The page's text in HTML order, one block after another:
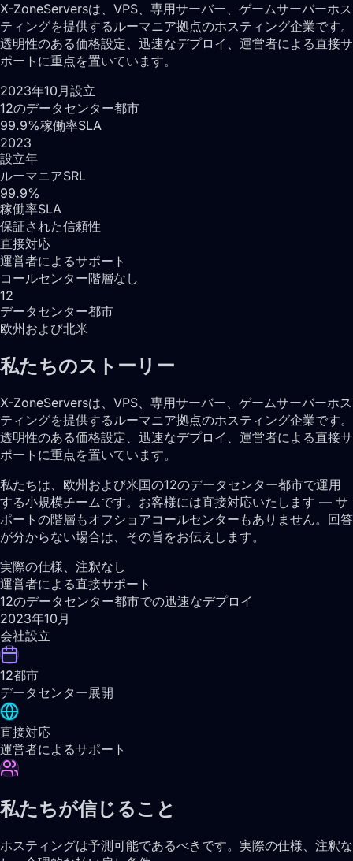
X-ZoneServersは、VPS、専用サーバー、ゲームサーバーホス
ティングを提供するルーマニア拠点のホスティング企業です。
透明性のある価格設定、迅速なデプロイ、運営者による直接サ
ポートに重点を置いています。
2023年10月設立
12のデータセンター都市
99.9%稼働率SLA
2023
設立年
ルーマニアSRL
99.9%
稼働率SLA
保証された信頼性
直接対応
運営者によるサポート
コールセンター階層なし
12
データセンター都市
欧州および北米
私たちのストーリー
X-ZoneServersは、VPS、専用サーバー、ゲームサーバーホス
ティングを提供するルーマニア拠点のホスティング企業です。
透明性のある価格設定、迅速なデプロイ、運営者による直接サ
ポートに重点を置いています。
私たちは、欧州および米国の12のデータセンター都市で運用
する小規模チームです。お客様には直接対応いたします — サ
ポートの階層もオフショアコールセンターもありません。回答
が分からない場合は、その旨をお伝えします。
実際の仕様、注釈なし
運営者による直接サポート
12のデータセンター都市での迅速なデプロイ
2023年10月
会社設立
12都市
データセンター展開
直接対応
運営者によるサポート
私たちが信じること
ホスティングは予測可能であるべきです。実際の仕様、注釈な